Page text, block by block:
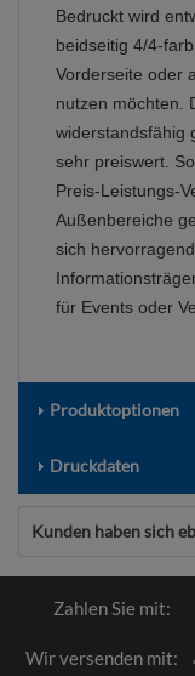
Bedruckt wird
beidseitig 4/4-
Vorderseite oder
nutzen möchten.
widerstandsfähig
sehr preiswert.
Preis-Leistungs-
Außenbereiche
sich
für Events oder
Produktoptionen
Druckdaten
Kunden haben sich
Zahlen Sie mit:
Wir versenden mit: